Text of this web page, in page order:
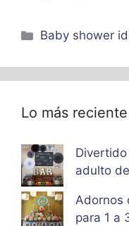
Categorías
Baby shower
Lo más reciente
adulto
Adornos
para 1 a